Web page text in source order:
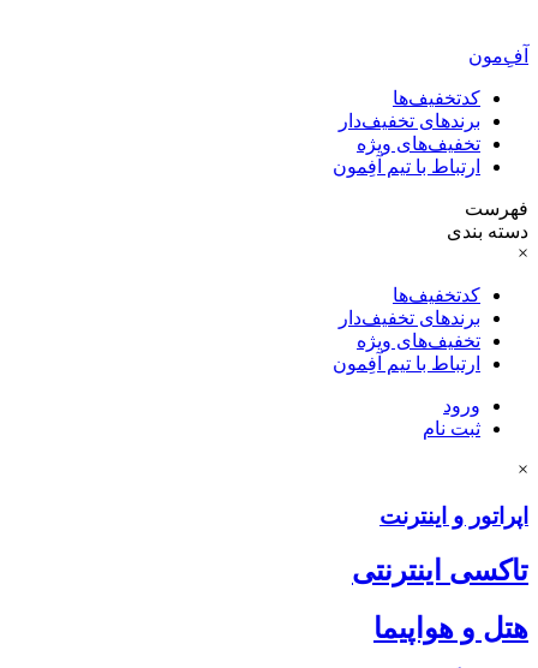
آفِ‌مون
کدتخفیف‌ها
برندهای تخفیف‌دار
تخفیف‌های ویژه
ارتباط با تیم آفِمون
فهرست
دسته بندی
×
کدتخفیف‌ها
برندهای تخفیف‌دار
تخفیف‌های ویژه
ارتباط با تیم آفِمون
ورود
ثبت نام
×
اپراتور و اینترنت
تاکسی اینترنتی
هتل و هواپیما